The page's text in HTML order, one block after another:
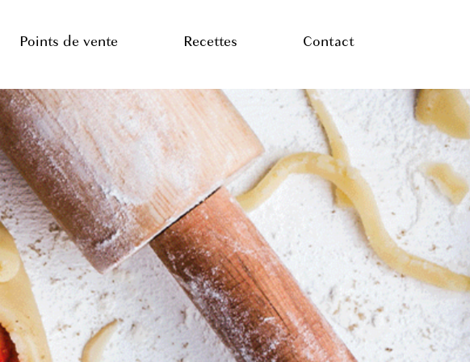
Points de vente Recettes Contact